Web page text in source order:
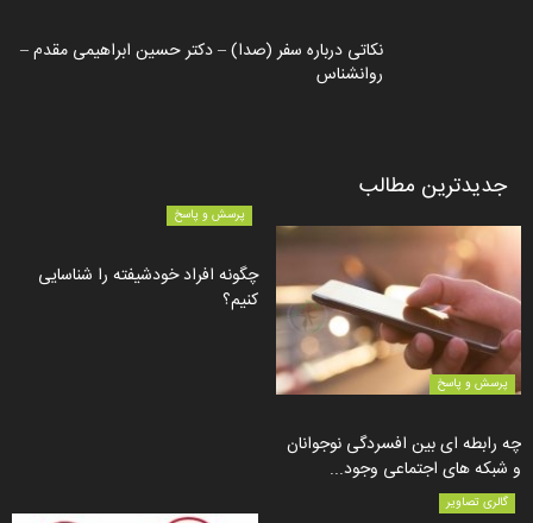
نکاتی درباره سفر (صدا) – دکتر حسین ابراهیمی مقدم –
روانشناس
جدیدترین مطالب
پرسش و پاسخ
چگونه افراد خودشیفته را شناسایی
کنیم؟
پرسش و پاسخ
چه رابطه ای بین افسردگی نوجوانان
و شبکه های اجتماعی وجود...
گالری تصاویر